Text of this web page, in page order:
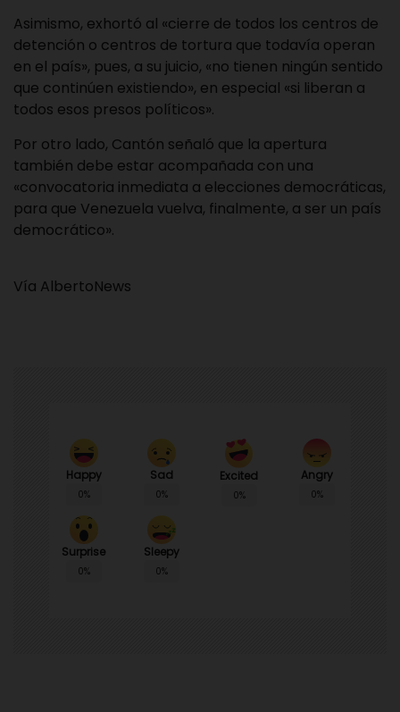
Asimismo, exhortó al «cierre de todos los centros de
detención o centros de tortura que todavía operan
en el país», pues, a su juicio, «no tienen ningún sentido
que continúen existiendo», en especial «si liberan a
todos esos presos políticos».
Por otro lado, Cantón señaló que la apertura
también debe estar acompañada con una
«convocatoria inmediata a elecciones democráticas,
para que Venezuela vuelva, finalmente, a ser un país
democrático».
Vía AlbertoNews
Happy
0%
Sad
0%
Excited
0%
Angry
0%
Surprise
0%
Sleepy
0%